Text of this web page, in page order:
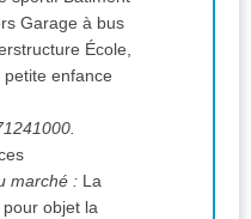
École,
enfance
marché : La
objet la